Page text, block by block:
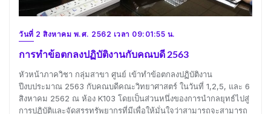
วันที่ 2 สิงหาคม พ.ศ. 2562 เวลา 09:01:55 น.
การทำข้อตกลงปฏิบัติงานกับคณบดี 2563
หัวหน้าภาควิชา กลุ่มสาขา ศูนย์ เข้าทำข้อตกลงปฏิบัติงาน
ปีงบประมาณ 2563 กับคณบดีคณะวิทยาศาสตร์ ในวันที่ 1,2,5, และ 6
สิงหาคม 2562 ณ ห้อง K103 โดยเป็นส่วนหนึ่งของการนำกลยุทธ์ไปสู่
การปฏิบัติและจัดสรรทรัพยากรที่มีเพื่อให้มั่นใจว่าสามารถจะสามารถ